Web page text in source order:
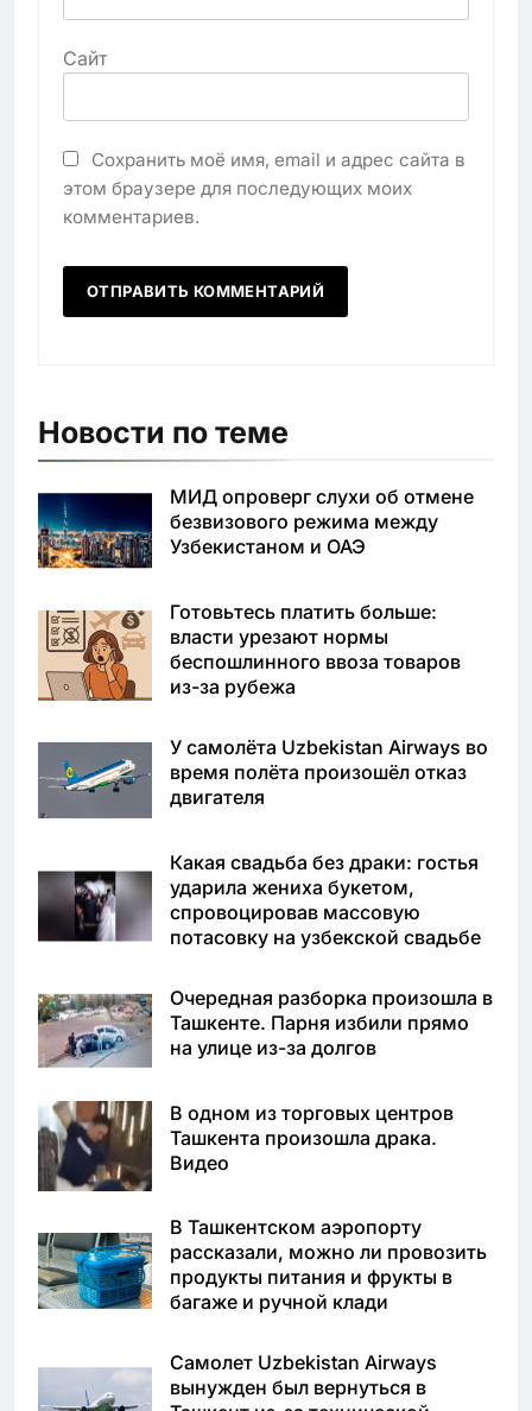
Сайт
Сохранить моё имя, email и адрес сайта в
этом браузере для последующих моих
комментариев.
Новости по теме
МИД опроверг слухи об отмене
безвизового режима между
Узбекистаном и ОАЭ
Готовьтесь платить больше:
власти урезают нормы
беспошлинного ввоза товаров
из-за рубежа
У самолёта Uzbekistan Airways во
время полёта произошёл отказ
двигателя
Какая свадьба без драки: гостья
ударила жениха букетом,
спровоцировав массовую
потасовку на узбекской свадьбе
Очередная разборка произошла в
Ташкенте. Парня избили прямо
на улице из-за долгов
В одном из торговых центров
Ташкента произошла драка.
Видео
В Ташкентском аэропорту
рассказали, можно ли провозить
продукты питания и фрукты в
багаже и ручной клади
Самолет Uzbekistan Airways
вынужден был вернуться в